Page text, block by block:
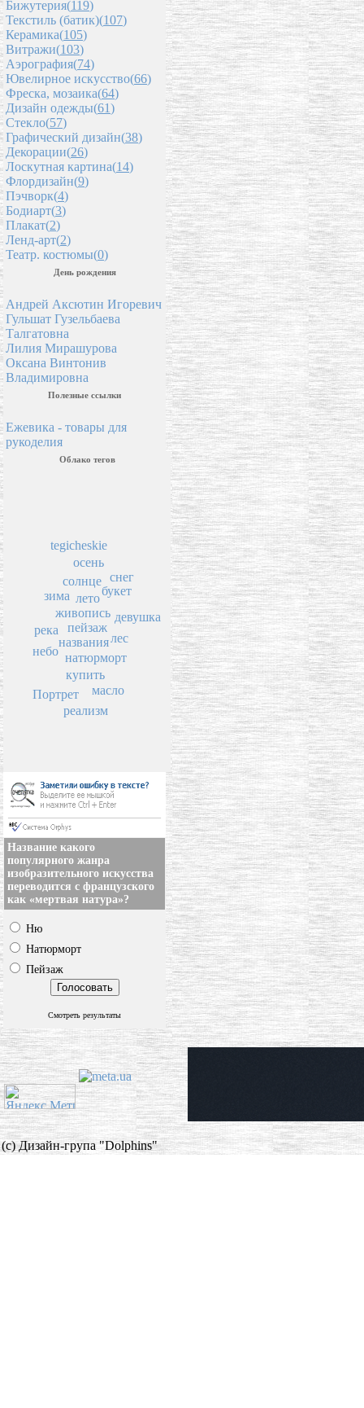
Бижутерия(119)
Текстиль (батик)(107)
Керамика(105)
Витражи(103)
Аэрография(74)
Ювелирное искусство(66)
Фреска, мозаика(64)
Дизайн одежды(61)
Стекло(57)
Графический дизайн(38)
Декорации(26)
Лоскутная картина(14)
Флордизайн(9)
Пэчворк(4)
Бодиарт(3)
Плакат(2)
Ленд-арт(2)
Театр. костюмы(0)
День рождения
Андрей Аксютин Игоревич
Гульшат Гузельбаева
Талгатовна
Лилия Мирашурова
Оксана Винтонив
Владимировна
Полезные ссылки
Ежевика - товары для
рукоделия
Облако тегов
пейзаж
названия
живопись
лето
натюрморт
купить
солнце
лес
зима
осень
букет
масло
река
снег
tegicheskie
реализм
небо
Портрет
девушка
Название какого
популярного жанра
изобразительного искусства
переводится с французского
как «мертвая натура»?
Ню
Натюрморт
Пейзаж
Смотреть результаты
(c) Дизайн-група "Dolphins"